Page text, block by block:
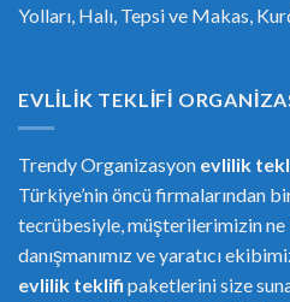
Yolları, Halı, Tepsi ve Makas,
EVLILIK TEKLIFI
Trendy Organizasyon evlilik
Türkiye’nin öncü firmalarından
tecrübesiyle, müşterilerimizin
danışmanımız ve yaratıcı
evlilik teklifi paketlerini size